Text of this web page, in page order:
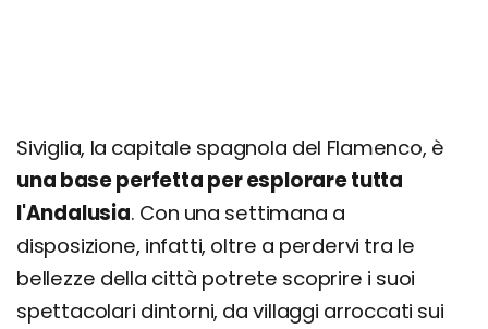
Escursione al Caminito del Rey
Alternativa di giornata: Cadice
Quanto costa una settimana a Siviglia
Siviglia, la capitale spagnola del Flamenco, è
una base perfetta per esplorare tutta
l'Andalusia. Con una settimana a
disposizione, infatti, oltre a perdervi tra le
bellezze della città potrete scoprire i suoi
spettacolari dintorni, da villaggi arroccati sui